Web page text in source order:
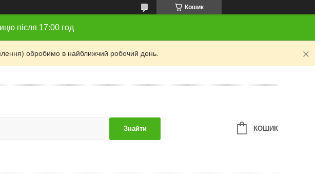
Кошик
після 17:00 год
обробимо в найближчий робочий день.
Знайти КОШИК